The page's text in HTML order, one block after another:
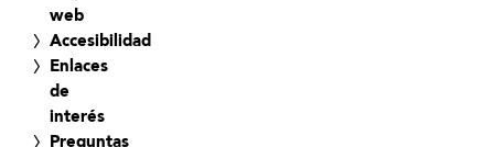
web
Accesibilidad
Enlaces
de
interés
Preguntas